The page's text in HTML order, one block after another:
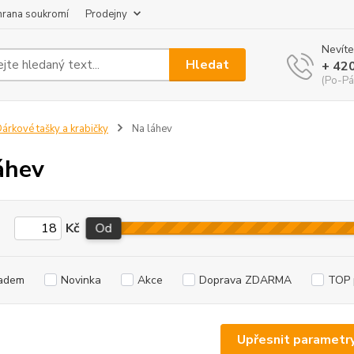
soukromí Prodejny
Hledat +
(Po-
tašky a krabičky Na láhev
Upřesnit
Kč Od
Novinka Akce Doprava ZDARMA